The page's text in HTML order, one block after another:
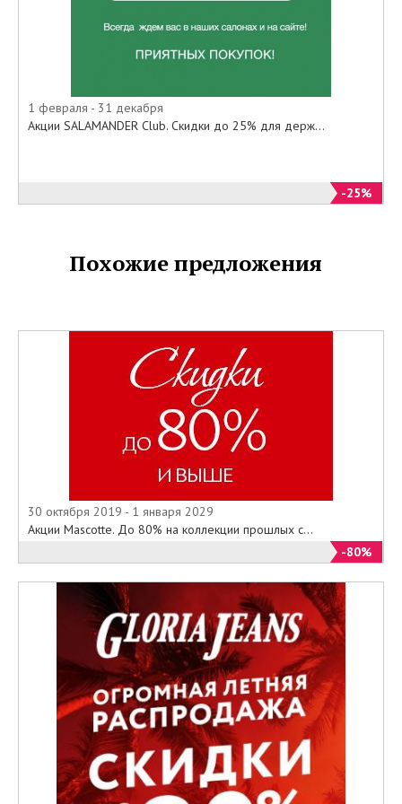
1 февраля - 31 декабря
Акции SALAMANDER Club. Скидки до 25% для держ...
-25%
Похожие предложения
30 октября 2019 - 1 января 2029
Акции Mascotte. До 80% на коллекции прошлых с...
-80%